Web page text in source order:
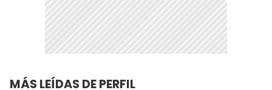
MÁS LEÍDAS DE PERFIL